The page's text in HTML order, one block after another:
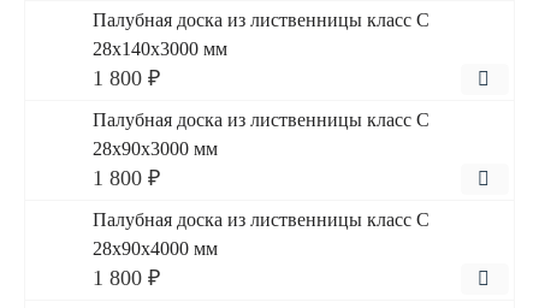
Палубная доска из лиственницы класс С
28x140x3000 мм
1 800 ₽
Палубная доска из лиственницы класс С
28x90x3000 мм
1 800 ₽
Палубная доска из лиственницы класс С
28x90x4000 мм
1 800 ₽